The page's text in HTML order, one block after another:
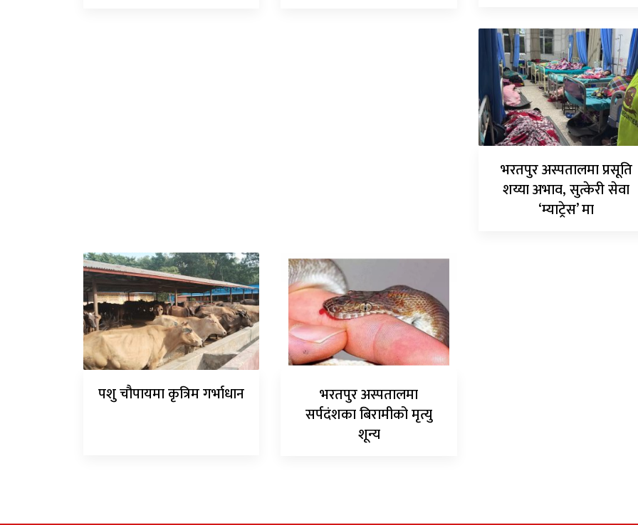
भरतपुर अस्पतालमा प्रसूति
शय्या अभाव, सुत्केरी सेवा
‘म्याट्रेस’ मा
पशु चौपायमा कृत्रिम गर्भाधान
भरतपुर अस्पतालमा
सर्पदंशका बिरामीको मृत्यु
शून्य